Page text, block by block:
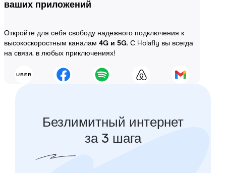
ваших приложений
Откройте для себя свободу надежного подключения к
высокоскоростным каналам 4G и 5G. С Holafly вы всегда
на связи, в любых приключениях!
Безлимитный интернет
за 3 шага